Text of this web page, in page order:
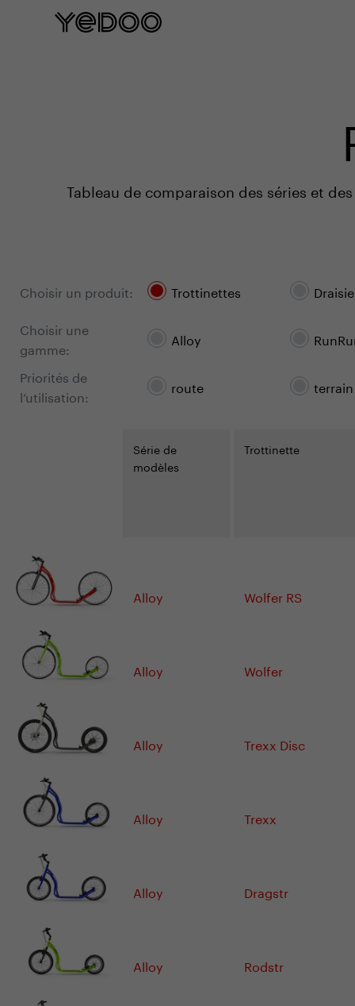
Tableau de comparaison des séries et
Choisir un produit: Trottinettes
Choisir une
gamme:
Alloy
Priorités de
l’utilisation:
route terrain
Série de
modèles
Trottinette
Alloy Wolfer RS
Alloy Wolfer
Alloy Trexx Disc
Alloy Trexx
Alloy Dragstr
Alloy Rodstr